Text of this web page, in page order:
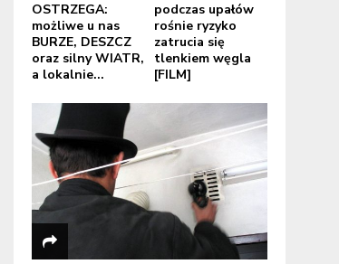
OSTRZEGA:
możliwe u nas
BURZE, DESZCZ
oraz silny WIATR,
a lokalnie...
podczas upałów
rośnie ryzyko
zatrucia się
tlenkiem węgla
[FILM]